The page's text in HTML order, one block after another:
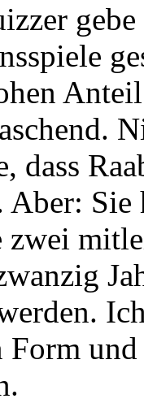
dass
Aber:
Form